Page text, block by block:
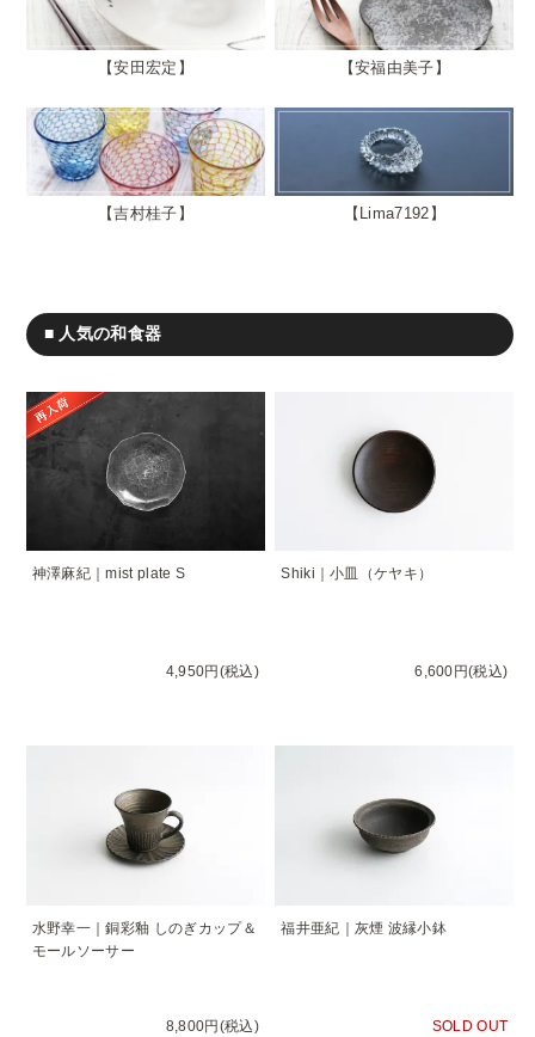
安田宏定 安福由美子
吉村桂子 Lima7192
■ 人気の和食器
神澤麻紀｜mist plate S
4,950円(税込)
Shiki｜小皿（ケヤキ）
6,600円(税込)
水野幸一｜銅彩釉 しのぎカップ＆
モールソーサー
8,800円(税込)
福井亜紀｜灰煙 波縁小鉢
SOLD OUT